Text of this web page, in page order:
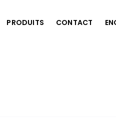
PRODUITS CONTACT